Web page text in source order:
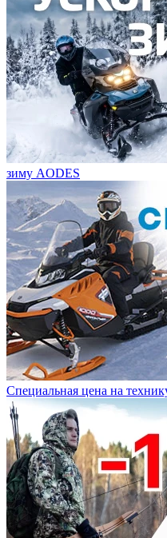
зиму AODES
Специальная цена на